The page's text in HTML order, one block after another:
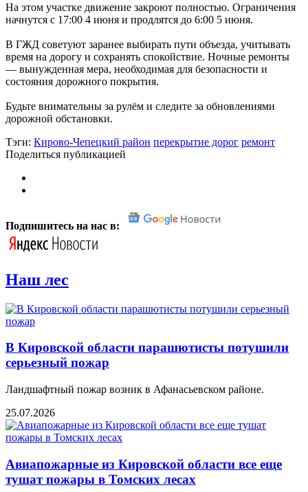
На этом участке движение закроют полностью. Ограничения
начнутся с 17:00 4 июня и продлятся до 6:00 5 июня.
В ГЖД советуют заранее выбирать пути объезда, учитывать
время на дорогу и сохранять спокойствие. Ночные ремонты
— вынужденная мера, необходимая для безопасности и
состояния дорожного покрытия.
Будьте внимательны за рулём и следите за обновлениями
дорожной обстановки.
Тэги: Кирово-Чепецкий район перекрытие дорог ремонт
Поделиться публикацией
Подпишитесь на нас в:
Наш лес
В Кировской области парашютисты потушили
серьезный пожар
Ландшафтный пожар возник в Афанасьевском районе.
25.07.2026
Авиапожарные из Кировской области все еще
тушат пожары в Томских лесах